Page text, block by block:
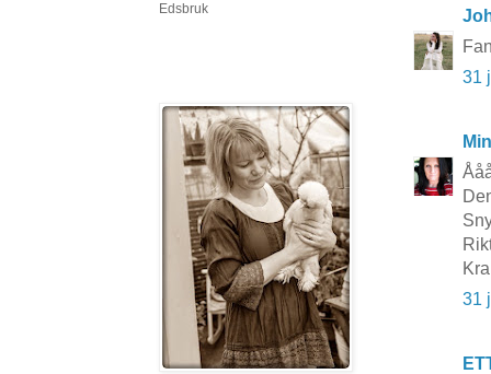
31
31
Edsbruk